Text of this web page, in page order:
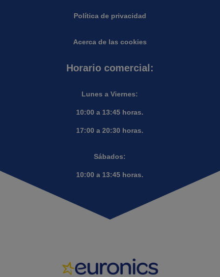
Política de privacidad
Acerca de las cookies
Horario comercial:
Lunes a Viernes:
10:00 a 13:45 horas.
17:00 a 20:30 horas.
Sábados:
10:00 a 13:45 horas.